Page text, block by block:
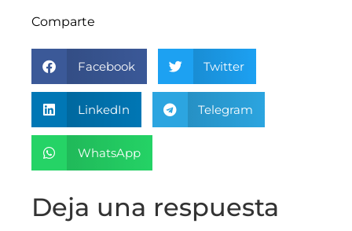
Comparte
Facebook Twitter
LinkedIn Telegram
WhatsApp
Deja una respuesta